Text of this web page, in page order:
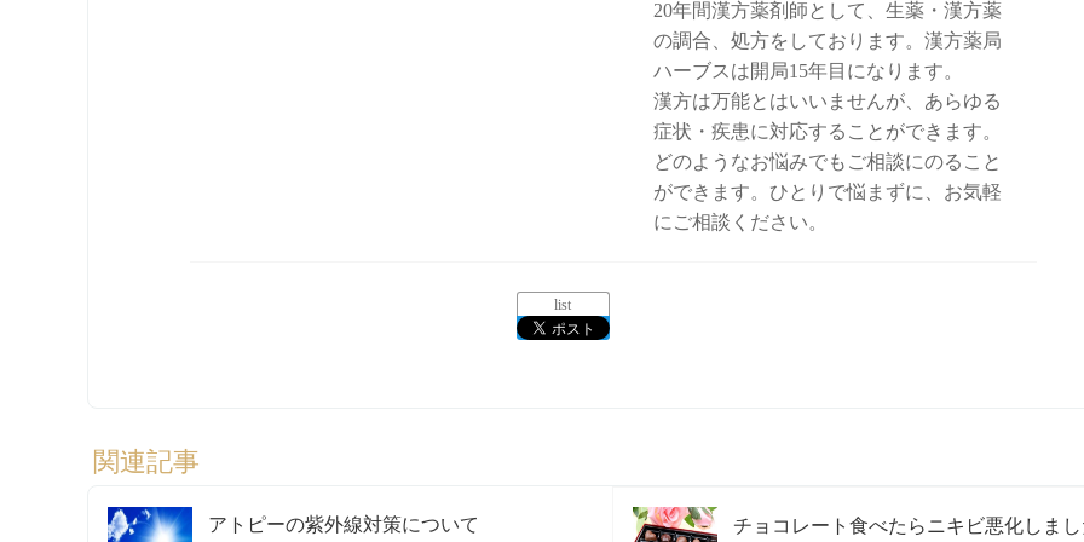
20年間漢方薬剤師として、生薬・漢方薬
の調合、処方をしております。漢方薬局
ハーブスは開局15年目になります。
漢方は万能とはいいませんが、あらゆる
症状・疾患に対応することができます。
どのようなお悩みでもご相談にのること
ができます。ひとりで悩まずに、お気軽
にご相談ください。
list
関連記事
アトピーの紫外線対策について チョコレート食べたらニキビ悪化しま